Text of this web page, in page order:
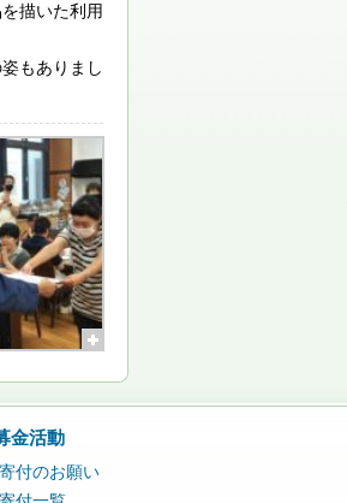
描いた利用
もありまし
金活動
寄付のお願い